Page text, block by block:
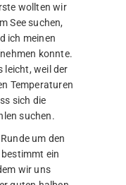
wollten wir
See suchen,
ich meinen
konnte.
leicht, weil der
Temperaturen
sich die
suchen.
um den
ein
wir uns